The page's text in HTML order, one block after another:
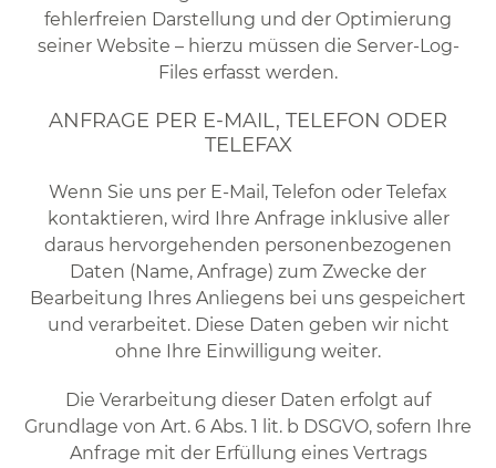
fehlerfreien Darstellung und der Optimierung
seiner Website – hierzu müssen die Server-Log-
Files erfasst werden.
ANFRAGE PER E-MAIL, TELEFON ODER
TELEFAX
Wenn Sie uns per E-Mail, Telefon oder Telefax
kontaktieren, wird Ihre Anfrage inklusive aller
daraus hervorgehenden personenbezogenen
Daten (Name, Anfrage) zum Zwecke der
Bearbeitung Ihres Anliegens bei uns gespeichert
und verarbeitet. Diese Daten geben wir nicht
ohne Ihre Einwilligung weiter.
Die Verarbeitung dieser Daten erfolgt auf
Grundlage von Art. 6 Abs. 1 lit. b DSGVO, sofern Ihre
Anfrage mit der Erfüllung eines Vertrags